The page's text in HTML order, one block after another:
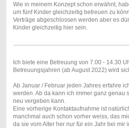
Wie in meinem Konzept schon erwähnt,
um fünf Kinder gleichzeitig betreuen zu
Verträge abgeschlossen werden aber es
Kinder gleichzeitig hier sein.
Ich biete eine Betreuung von 7.00 - 14.30
Betreuungsjahren (ab August 2022) wird
Ab Januar / Februar jeden Jahres erfahre
werden. Ab da kann ich immer ganz genau
neu vergeben kann.
Eine vorherige Kontaktaufnahme ist
manchmal auch schon vorher weiss, das
da sie vom Alter her nur für ein Jahr bei mir